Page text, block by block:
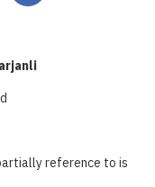
reference to is